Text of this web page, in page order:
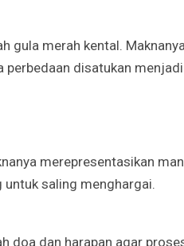
gula merah kental.
disatukan
merepresentasikan
saling menghargai.
doa dan harapan agar